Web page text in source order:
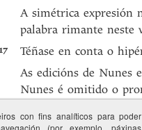
A simétrica expresión
palabra rimante neste
Téñase en conta o
As edicións de Nunes
Nunes é omitido o
con todo, preferimos
con fins analíticos para poder
(por exemplo, páxinas